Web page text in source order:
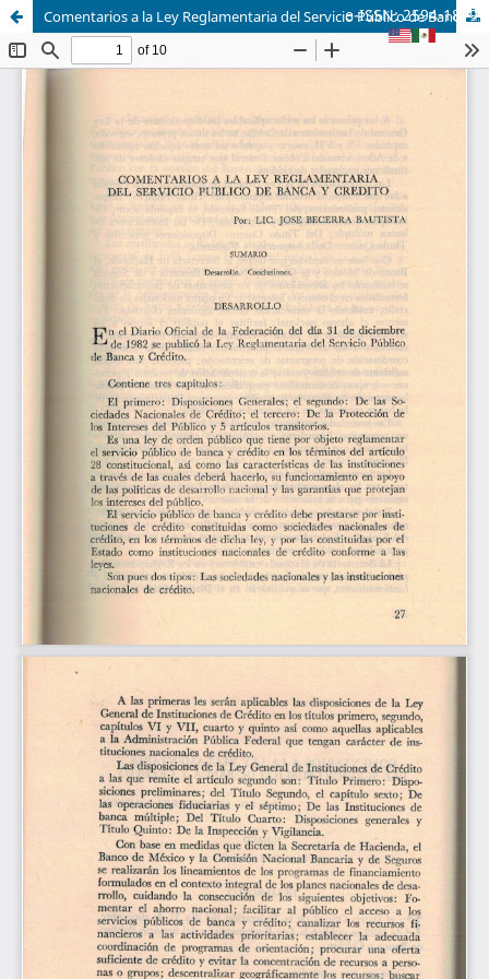
Comentarios a la Ley Reglamentaria del Servicio Público de Banca y Crédito
e-ISSN: 2594-1879